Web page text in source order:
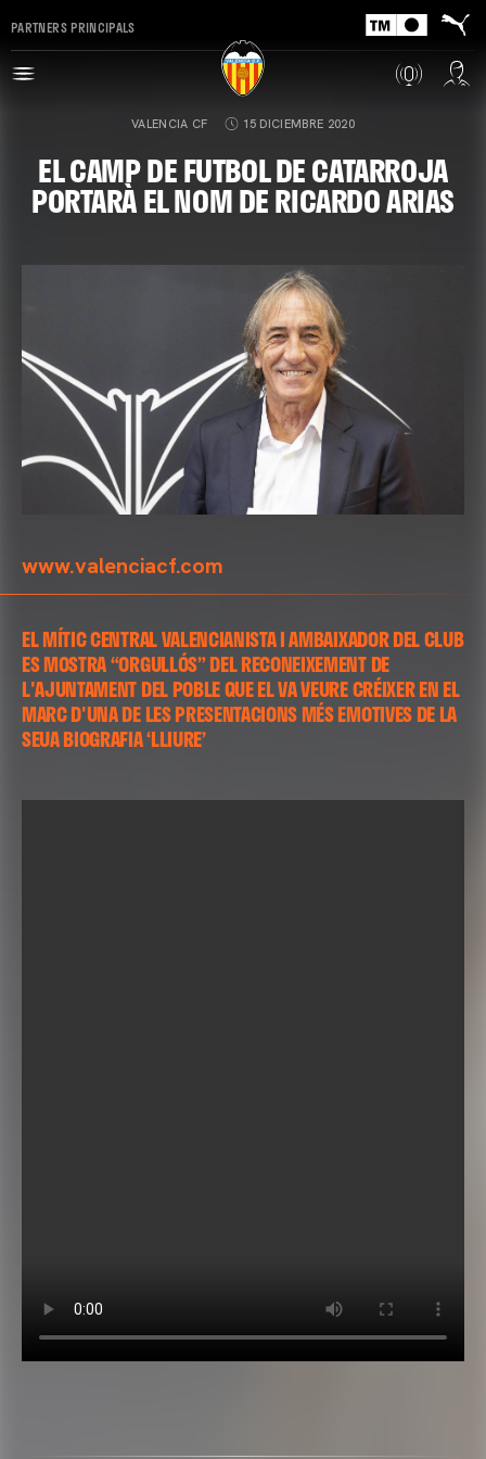
PARTNERS PRINCIPALS
VALENCIA CF 15 DICIEMBRE 2020
EL CAMP DE FUTBOL DE CATARROJA
PORTARÀ EL NOM DE RICARDO ARIAS
www.valenciacf.com
EL MÍTIC CENTRAL VALENCIANISTA I AMBAIXADOR DEL CLUB
ES MOSTRA “ORGULLÓS” DEL RECONEIXEMENT DE
L'AJUNTAMENT DEL POBLE QUE EL VA VEURE CRÉIXER EN EL
MARC D'UNA DE LES PRESENTACIONS MÉS EMOTIVES DE LA
SEUA BIOGRAFIA ‘LLIURE’